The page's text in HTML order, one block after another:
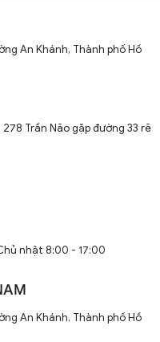
An Khánh, Thành phố Hồ
Trần Não gặp đường 33 rẽ
nhật 8:00 - 17:00
An Khánh, Thành phố Hồ